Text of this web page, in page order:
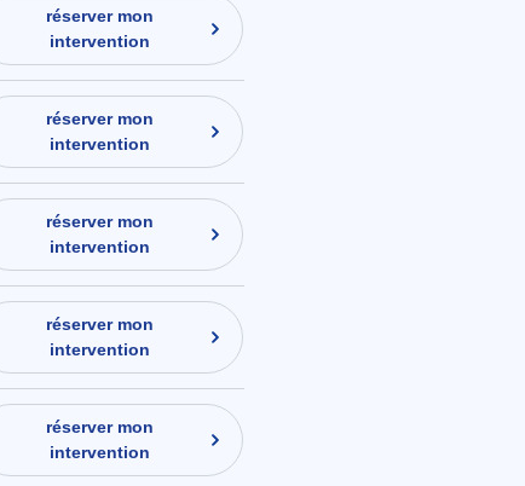
réserver mon
intervention
réserver mon
intervention
réserver mon
intervention
réserver mon
intervention
réserver mon
intervention